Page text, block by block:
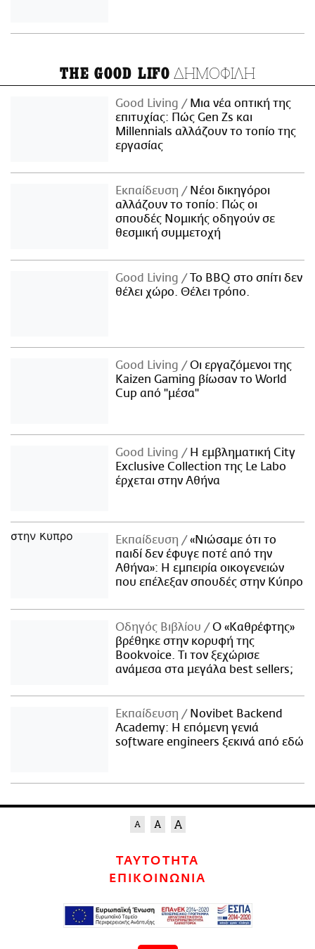
THE GOOD LIFO ΔΗΜΟΦΙΛΗ
Good Living
Μια νέα οπτική της
επιτυχίας: Πώς Gen Zs και
Millennials αλλάζουν το τοπίο της
εργασίας
Εκπαίδευση
Νέοι δικηγόροι
αλλάζουν το τοπίο: Πώς οι
σπουδές Νομικής οδηγούν σε
θεσμική συμμετοχή
Good Living
Το BBQ στο σπίτι δεν
θέλει χώρο. Θέλει τρόπο.
Good Living
Οι εργαζόμενοι της
Kaizen Gaming βίωσαν το World
Cup από "μέσα"
Good Living
Η εμβληματική City
Exclusive Collection της Le Labo
έρχεται στην Αθήνα
Εκπαίδευση
«Νιώσαμε ότι το
παιδί δεν έφυγε ποτέ από την
Αθήνα»: Η εμπειρία οικογενειών
που επέλεξαν σπουδές στην Κύπρο
Οδηγός Βιβλίου
Ο «Καθρέφτης»
βρέθηκε στην κορυφή της
Bookvoice. Τι τον ξεχώρισε
ανάμεσα στα μεγάλα best sellers;
Εκπαίδευση
Novibet Backend
Academy: Η επόμενη γενιά
software engineers ξεκινά από εδώ
ΤΑΥΤΟΤΗΤΑ
ΕΠΙΚΟΙΝΩΝΙΑ